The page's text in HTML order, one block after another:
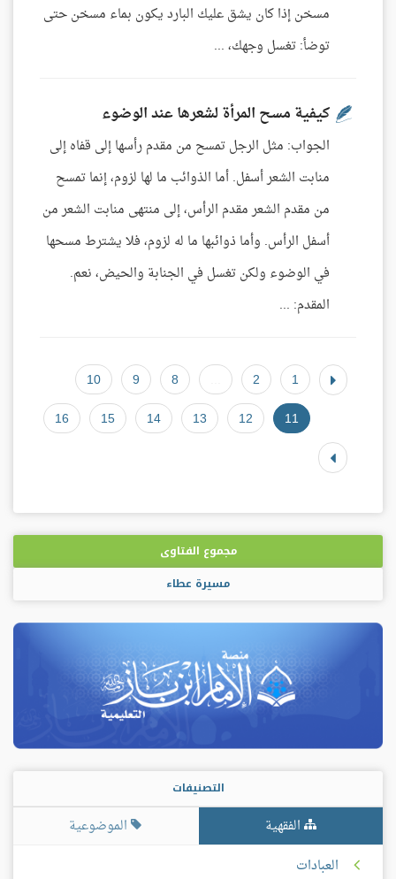
مسخن إذا كان يشق عليك البارد يكون بماء مسخن حتى
توضأ: تغسل وجهك، ...
كيفية مسح المرأة لشعرها عند الوضوء
الجواب: مثل الرجل تمسح من مقدم رأسها إلى قفاه إلى
منابت الشعر أسفل. أما الذوائب ما لها لزوم، إنما تمسح
من مقدم الشعر مقدم الرأس، إلى منتهى منابت الشعر من
أسفل الرأس. وأما ذوائبها ما له لزوم، فلا يشترط مسحها
في الوضوء ولكن تغسل في الجنابة والحيض، نعم.
المقدم: ...
1
2
8
9
10
11
12
13
14
15
16
مجموع الفتاوى
مسيرة عطاء
التصنيفات
الفقهية
الموضوعية
العبادات